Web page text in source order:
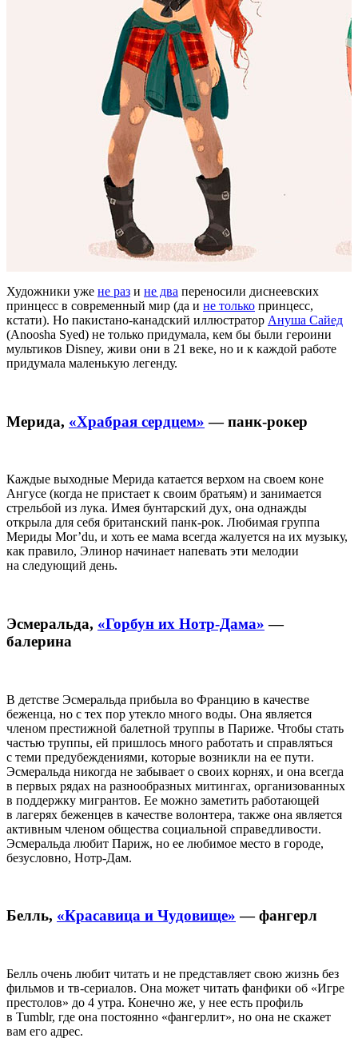
Художники уже не раз и не два переносили диснеевских
принцесс в современный мир (да и не только принцесс,
кстати). Но пакистано-канадский иллюстратор Ануша Сайед
(Anoosha Syed) не только придумала, кем бы были героини
мультиков Disney, живи они в 21 веке, но и к каждой работе
придумала маленькую легенду.
Мерида, «Храбрая сердцем» — панк-рокер
Каждые выходные Мерида катается верхом на своем коне
Ангусе (когда не пристает к своим братьям) и занимается
стрельбой из лука. Имея бунтарский дух, она однажды
открыла для себя британский панк-рок. Любимая группа
Мериды Mor’du, и хоть ее мама всегда жалуется на их музыку,
как правило, Элинор начинает напевать эти мелодии
на следующий день.
Эсмеральда, «Горбун их Нотр-Дама» —
балерина
В детстве Эсмеральда прибыла во Францию в качестве
беженца, но с тех пор утекло много воды. Она является
членом престижной балетной труппы в Париже. Чтобы стать
частью труппы, ей пришлось много работать и справляться
с теми предубеждениями, которые возникли на ее пути.
Эсмеральда никогда не забывает о своих корнях, и она всегда
в первых рядах на разнообразных митингах, организованных
в поддержку мигрантов. Ее можно заметить работающей
в лагерях беженцев в качестве волонтера, также она является
активным членом общества социальной справедливости.
Эсмеральда любит Париж, но ее любимое место в городе,
безусловно, Нотр-Дам.
Белль, «Красавица и Чудовище» — фангерл
Белль очень любит читать и не представляет свою жизнь без
фильмов и тв-сериалов. Она может читать фанфики об «Игре
престолов» до 4 утра. Конечно же, у нее есть профиль
в Tumblr, где она постоянно «фангерлит», но она не скажет
вам его адрес.